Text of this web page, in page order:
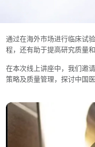
通过在海外市场进行临床试
程，还有助于提高研究质量
在本次线上讲座中，我们邀
策略及质量管理，探讨中国